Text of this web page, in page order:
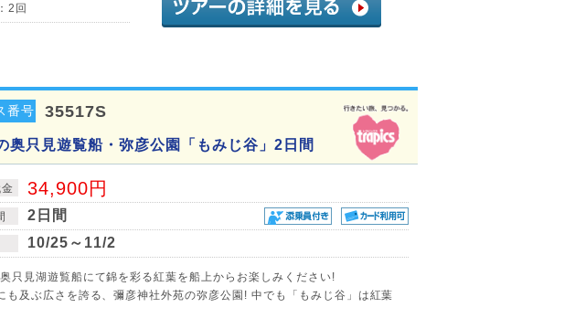
2回
番号 35517S
奥只見遊覧船・弥彦公園「もみじ谷」2日間
34,900円
2日間
10/25～11/2
奥只見湖遊覧船にて錦を彩る紅葉を船上からお楽しみください!
も及ぶ広さを誇る、彌彦神社外苑の弥彦公園! 中でも「もみじ谷」は紅葉